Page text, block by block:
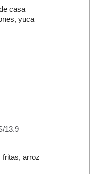
casa
yuca
13.9
fritas, arroz